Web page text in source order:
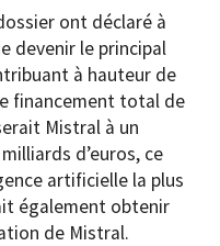
ont déclaré à
devenir le principal
à hauteur de
financement total de
Mistral à un
d’euros, ce
artificielle la plus
également obtenir
de Mistral.